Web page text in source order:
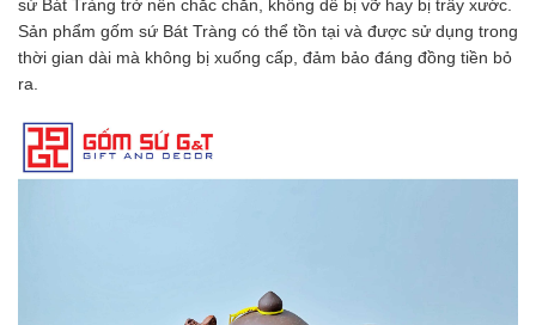
sứ Bát Tràng trở nên chắc chắn, không dễ bị vỡ hay bị trầy xước.
Sản phẩm gốm sứ Bát Tràng có thể tồn tại và được sử dụng trong
thời gian dài mà không bị xuống cấp, đảm bảo đáng đồng tiền bỏ
ra.